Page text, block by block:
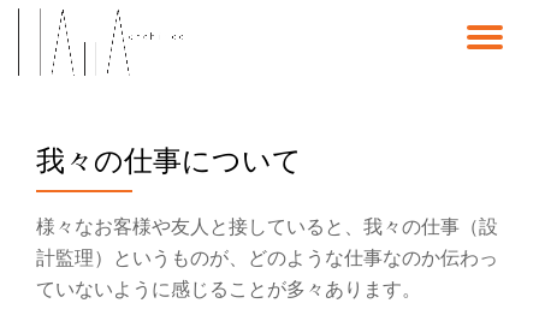
ナ
ー
シ
我々の仕事について
様々なお客様や友人と接していると、我々の仕事（設
計監理）というものが、どのような仕事なのか伝わっ
ていないように感じることが多々あります。